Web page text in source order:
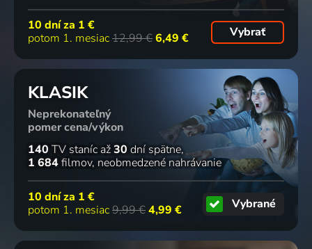
10 dní za 1 €
potom 1. mesiac12,99 €6,49 € Vybrať
KLASIK
Neprekonateľný
pomer cena/výkon
140 TV staníc až30 dní spätne
1 684filmov neobmedzené nahrávanie
10 dní za 1 €
potom 1. mesiac9,99 €4,99 € Vybrané